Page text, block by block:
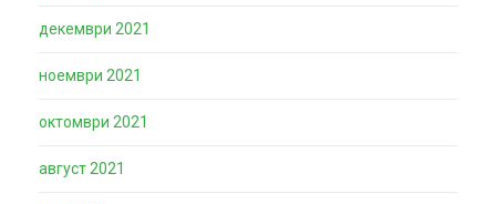
декември 2021
ноември 2021
октомври 2021
август 2021